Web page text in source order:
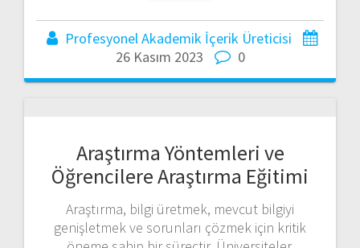
Profesyonel Akademik İçerik Üreticisi
26 Kasım 2023
0
Araştırma Yöntemleri ve
Öğrencilere Araştırma Eğitimi
Araştırma, bilgi üretmek, mevcut bilgiyi
genişletmek ve sorunları çözmek için kritik